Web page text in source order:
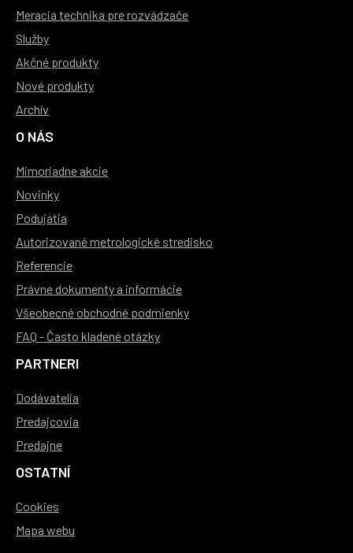
Meracia technika pre rozvádzače
Služby
Akčné produkty
Nové produkty
Archív
O NÁS
Mimoriadne akcie
Novinky
Podujatia
Autorizované metrologické stredisko
Referencie
Právne dokumenty a informácie
Všeobecné obchodné podmienky
FAQ - Často kladené otázky
PARTNERI
Dodávatelia
Predajcovia
Predajne
OSTATNÍ
Cookies
Mapa webu